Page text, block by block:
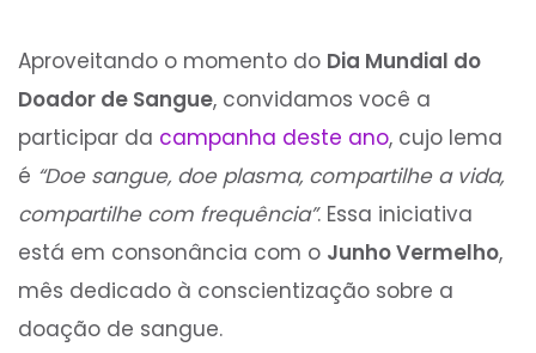
Aproveitando o momento do Dia Mundial do
Doador de Sangue, convidamos você a
participar da campanha deste ano, cujo lema
é “Doe sangue, doe plasma, compartilhe a vida,
compartilhe com frequência”. Essa iniciativa
está em consonância com o Junho Vermelho,
mês dedicado à conscientização sobre a
doação de sangue.